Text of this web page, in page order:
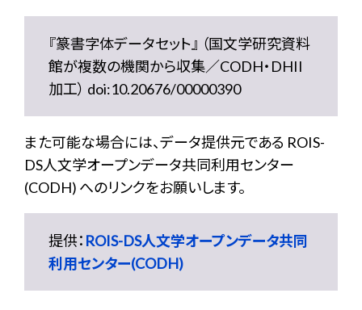
『篆書字体データセット』 （国文学研究資料
館が複数の機関から収集／CODH・DHII
加工） doi:10.20676/00000390
また可能な場合には、データ提供元である ROIS-
DS人文学オープンデータ共同利用センター
(CODH) へのリンクをお願いします。
提供： ROIS-DS人文学オープンデータ共同
利用センター(CODH)